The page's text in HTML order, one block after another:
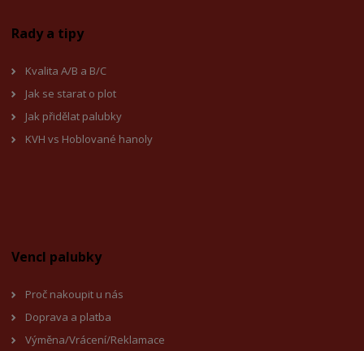
Rady a tipy
Kvalita A/B a B/C
Jak se starat o plot
Jak přidělat palubky
KVH vs Hoblované hanoly
Vencl palubky
Proč nakoupit u nás
Doprava a platba
Výměna/Vrácení/Reklamace